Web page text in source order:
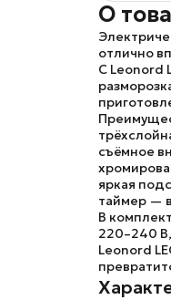
О
отлично
С Leonord
съёмное
яркая
таймер —
В
220–240
Leonord